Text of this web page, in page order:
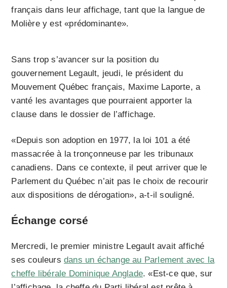
français dans leur affichage, tant que la langue de
Molière y est «prédominante».
Sans trop s’avancer sur la position du
gouvernement Legault, jeudi, le président du
Mouvement Québec français, Maxime Laporte, a
vanté les avantages que pourraient apporter la
clause dans le dossier de l’affichage.
«Depuis son adoption en 1977, la loi 101 a été
massacrée à la tronçonneuse par les tribunaux
canadiens. Dans ce contexte, il peut arriver que le
Parlement du Québec n’ait pas le choix de recourir
aux dispositions de dérogation», a-t-il souligné.
Échange corsé
Mercredi, le premier ministre Legault avait affiché
ses couleursdans un échange au Parlement avec la
cheffe libérale Dominique Anglade. «Est-ce que, sur